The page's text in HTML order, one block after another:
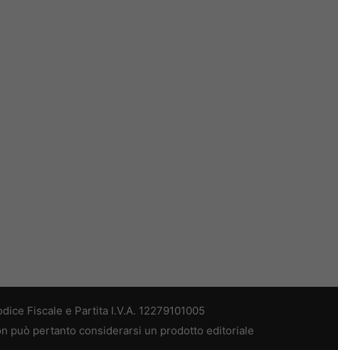
Fiscale e Partita I.V.A. 12279101005
può pertanto considerarsi un prodotto editoriale